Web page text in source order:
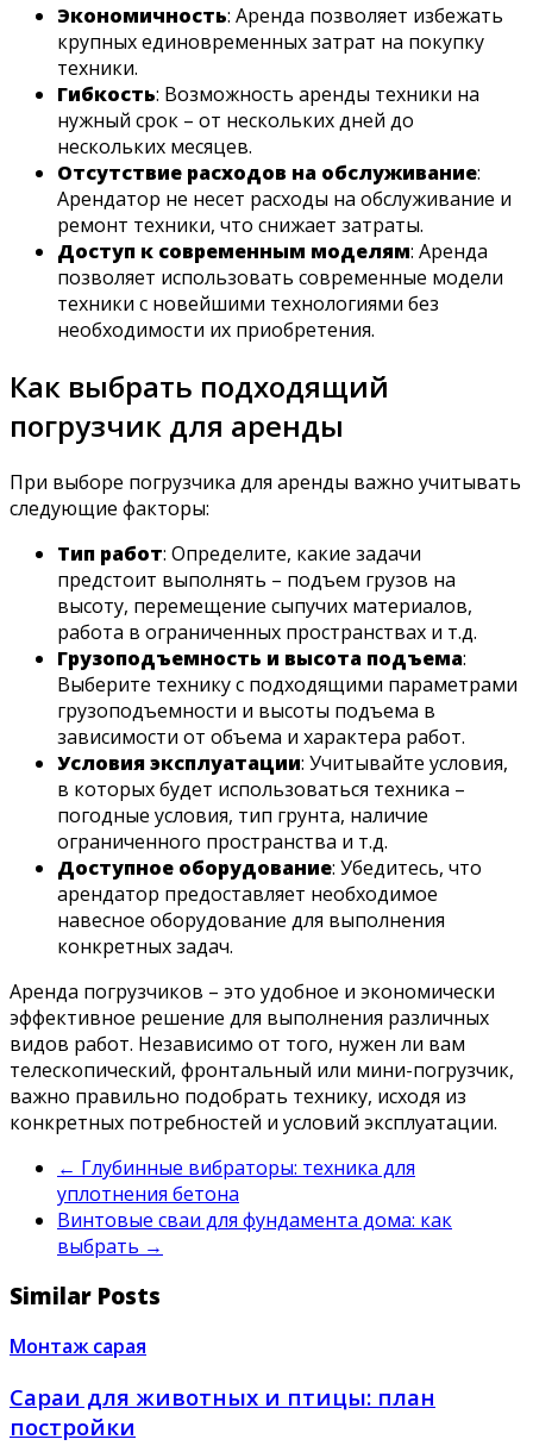
Экономичность: Аренда позволяет избежать
крупных единовременных затрат на покупку
техники.
Гибкость: Возможность аренды техники на
нужный срок – от нескольких дней до
нескольких месяцев.
Отсутствие расходов на обслуживание:
Арендатор не несет расходы на обслуживание и
ремонт техники, что снижает затраты.
Доступ к современным моделям: Аренда
позволяет использовать современные модели
техники с новейшими технологиями без
необходимости их приобретения.
Как выбрать подходящий
погрузчик для аренды
При выборе погрузчика для аренды важно учитывать
следующие факторы:
Тип работ: Определите, какие задачи
предстоит выполнять – подъем грузов на
высоту, перемещение сыпучих материалов,
работа в ограниченных пространствах и т.д.
Грузоподъемность и высота подъема:
Выберите технику с подходящими параметрами
грузоподъемности и высоты подъема в
зависимости от объема и характера работ.
Условия эксплуатации: Учитывайте условия,
в которых будет использоваться техника –
погодные условия, тип грунта, наличие
ограниченного пространства и т.д.
Доступное оборудование: Убедитесь, что
арендатор предоставляет необходимое
навесное оборудование для выполнения
конкретных задач.
Аренда погрузчиков – это удобное и экономически
эффективное решение для выполнения различных
видов работ. Независимо от того, нужен ли вам
телескопический, фронтальный или мини-погрузчик,
важно правильно подобрать технику, исходя из
конкретных потребностей и условий эксплуатации.
← Глубинные вибраторы: техника для
уплотнения бетона
Винтовые сваи для фундамента дома: как
выбрать →
Similar Posts
Монтаж сарая
Cараи для животных и птицы: план
постройки